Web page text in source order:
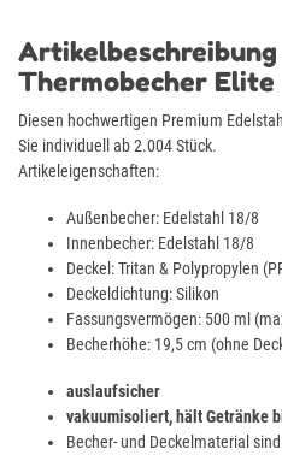
Artikelbeschreibung
Thermobecher Elite
Diesen hochwertigen Premium
Sie individuell ab 2.004 Stück.
Artikeleigenschaften:
Außenbecher: Edelstahl 18/8
Innenbecher: Edelstahl 18/8
Deckel: Tritan & Polypropylen
Deckeldichtung: Silikon
Fassungsvermögen: 500 ml
Becherhöhe: 19,5 cm (ohne
auslaufsicher
vakuumisoliert, hält Getränke
Becher- und Deckelmaterial sind